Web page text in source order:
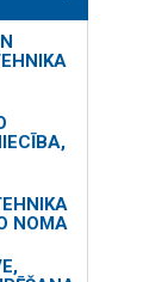
NOMA